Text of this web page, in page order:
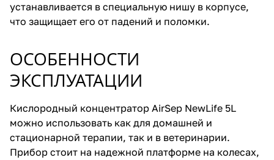
устанавливается в специальную нишу в корпусе,
что защищает его от падений и поломки.
ОСОБЕННОСТИ
ЭКСПЛУАТАЦИИ
Кислородный концентратор AirSep NewLife 5L
можно использовать как для домашней и
стационарной терапии, так и в ветеринарии.
Прибор стоит на надежной платформе на колесах,